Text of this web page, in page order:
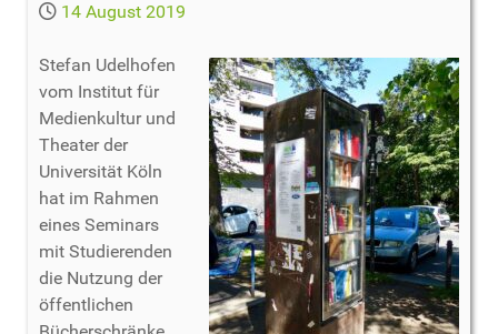
14 August 2019
Stefan Udelhofen
vom Institut für
Medienkultur und
Theater der
Universität Köln
hat im Rahmen
eines Seminars
mit Studierenden
die Nutzung der
öffentlichen